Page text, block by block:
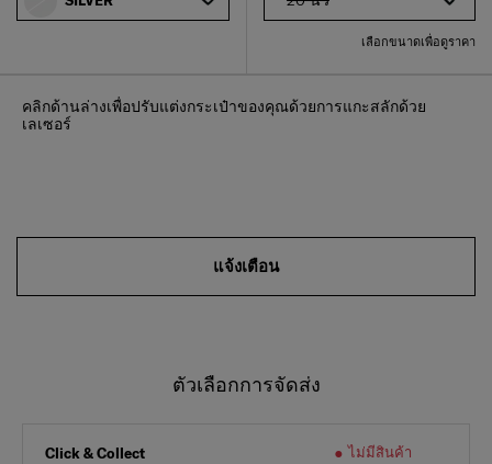
เลือกขนาดเพื่อดูราคา
คลิกด้านล่างเพื่อปรับแต่งกระเป๋าของคุณด้วยการแกะสลักด้วย
เลเซอร์
แจ้งเตือน
ตัวเลือกการจัดส่ง
Click & Collect ไม่มีสินค้า